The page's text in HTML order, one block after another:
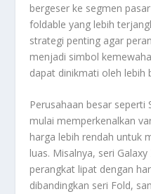
bergeser ke segmen
foldable yang lebih
strategi penting agar
menjadi simbol
dapat dinikmati oleh lebih
Perusahaan besar seperti
mulai memperkenalkan
harga lebih rendah untuk
luas. Misalnya, seri
perangkat lipat dengan
dibandingkan seri Fold,